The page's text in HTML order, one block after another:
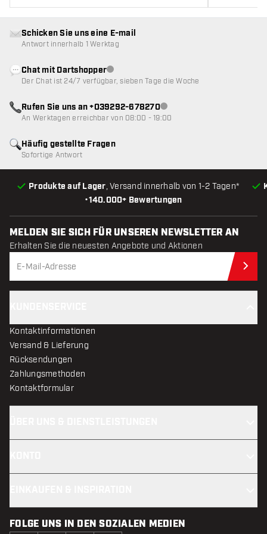
•140.000+ Bewertungen
Produkte auf Lager, Versand innerhalb von 1-2 Tagen*
Häufig gestellte Fragen
Sofortige Antwort
Schicken Sie uns eine E-mail
Antwort innerhalb 1 Werktag
Chat mit DartshopperKundenservice nicht verfügbar
Der Chat ist 24/7 verfügbar, sieben Tage die Woche
Rufen Sie uns an +039292-678270Kundenservice nicht
An Werktagen erreichbar von 08:00 - 19:00
MELDEN SIE SICH FÜR UNSEREN NEWSLETTER AN
Erhalten Sie die neuesten Angebote und Aktionen
Kontaktinformationen
Versand & Lieferung
Rücksendungen
Zahlungsmethoden
Kontaktformular
FOLGE UNS IN DEN SOZIALEN MEDIEN